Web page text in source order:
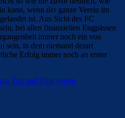
kann, wenn der ganze Verein im
ist. Aus Sicht des FC
bei allen finanziellen Engpässen
immer noch ein von
sein, in dem niemand derart
Erfolg immer noch an erster
Top und Flop gegen